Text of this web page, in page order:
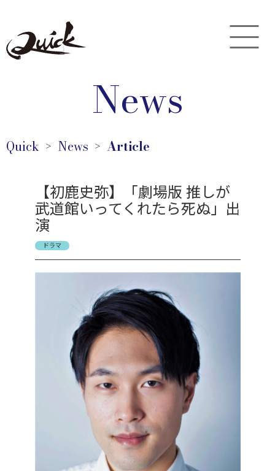
News
Quick ＞ News ＞ Article
【初鹿史弥】「劇場版 推しが
武道館いってくれたら死ぬ」出
演
ドラマ